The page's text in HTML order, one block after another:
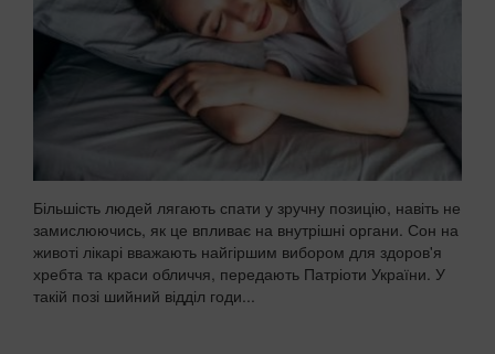
Більшість людей лягають спати у зручну позицію, навіть не
замислюючись, як це впливає на внутрішні органи. Сон на
животі лікарі вважають найгіршим вибором для здоров'я
хребта та краси обличчя, передають Патріоти України. У
такій позі шийний відділ годи...